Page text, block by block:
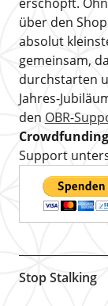
erschöpft.
über den
absolut
gemeinsam,
durchstarten
Jahres-
den OBR-
Crowdfunding
Support
Stop Stalking